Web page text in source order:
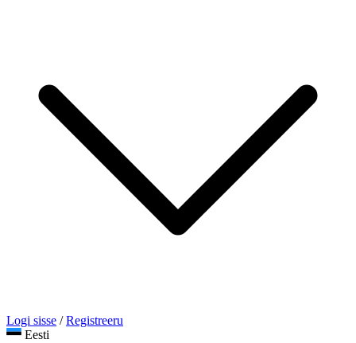
Logi sisse / Registreeru
Eesti